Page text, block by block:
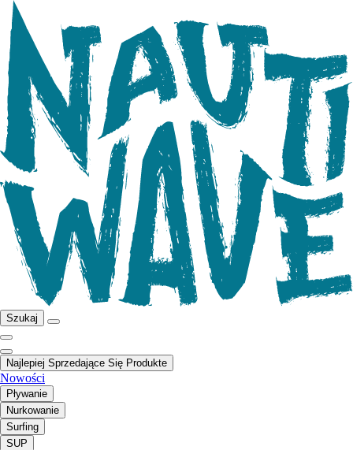
Szukaj
Najlepiej Sprzedające Się Produkte
Nowości
Pływanie
Nurkowanie
Surfing
SUP